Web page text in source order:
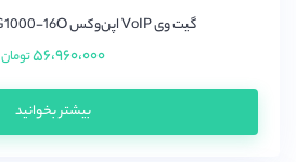
گیت وی VoIP اپن‌وکس OpenVox MAG1000-16O
۵۶،۹۶۰،۰۰۰تومان
بیشتر بخوانید